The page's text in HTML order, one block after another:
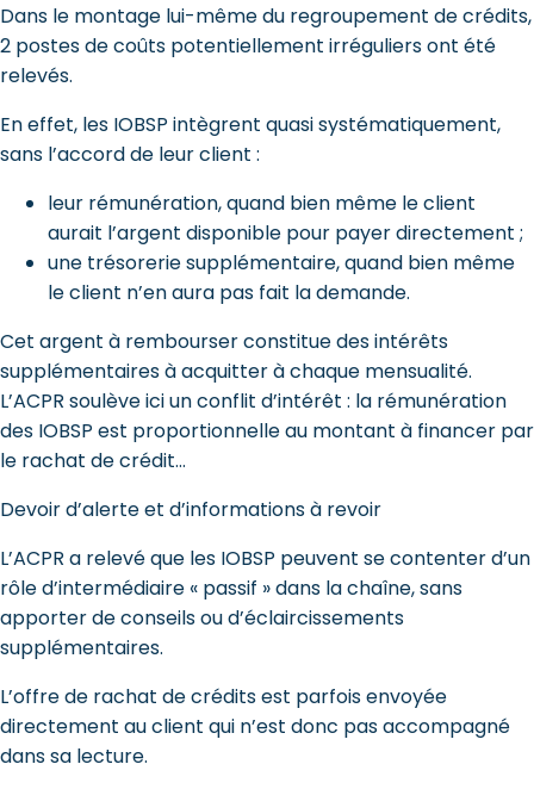
Dans le montage lui-même du regroupement de crédits,
2 postes de coûts potentiellement irréguliers ont été
relevés.
En effet, les IOBSP intègrent quasi systématiquement,
sans l’accord de leur client :
leur rémunération, quand bien même le client
aurait l’argent disponible pour payer directement ;
une trésorerie supplémentaire, quand bien même
le client n’en aura pas fait la demande.
Cet argent à rembourser constitue des intérêts
supplémentaires à acquitter à chaque mensualité.
L’ACPR soulève ici un conflit d’intérêt : la rémunération
des IOBSP est proportionnelle au montant à financer par
le rachat de crédit…
Devoir d’alerte et d’informations à revoir
L’ACPR a relevé que les IOBSP peuvent se contenter d’un
rôle d’intermédiaire « passif » dans la chaîne, sans
apporter de conseils ou d’éclaircissements
supplémentaires.
L’offre de rachat de crédits est parfois envoyée
directement au client qui n’est donc pas accompagné
dans sa lecture.